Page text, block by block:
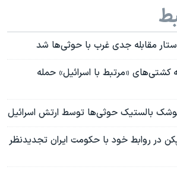
مقابله جدی غرب با حوثی‌ها شد
کشتی‌های «مرتبط با اسرائیل» حمله
بالستیک حوثی‌ها توسط ارتش اسرائیل
در روابط خود با حکومت ایران تجدیدنظر